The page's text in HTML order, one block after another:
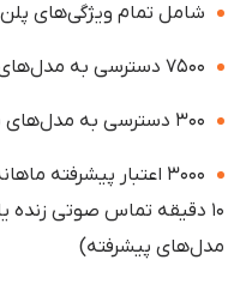
شامل تمام ویژگی‌های پلن Pro
۷۵۰۰ دسترسی به مدل‌های استاندارد
۳۰۰ دسترسی به مدل‌های پیشرفته
مدل‌های پیشرفته)